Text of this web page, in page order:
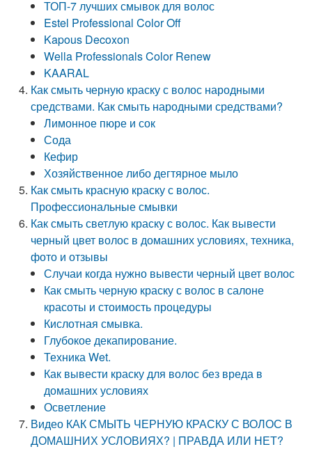
ТОП-7 лучших смывок для волос
Estel Professional Color Off
Kapous Decoxon
Wella Professionals Color Renew
KAARAL
Как смыть черную краску с волос народными
средствами. Как смыть народными средствами?
Лимонное пюре и сок
Сода
Кефир
Хозяйственное либо дегтярное мыло
Как смыть красную краску с волос.
Профессиональные смывки
Как смыть светлую краску с волос. Как вывести
черный цвет волос в домашних условиях, техника,
фото и отзывы
Случаи когда нужно вывести черный цвет волос
Как смыть черную краску с волос в салоне
красоты и стоимость процедуры
Кислотная смывка.
Глубокое декапирование.
Техника Wet.
Как вывести краску для волос без вреда в
домашних условиях
Осветление
Видео КАК СМЫТЬ ЧЕРНУЮ КРАСКУ С ВОЛОС В
ДОМАШНИХ УСЛОВИЯХ? | ПРАВДА ИЛИ НЕТ?